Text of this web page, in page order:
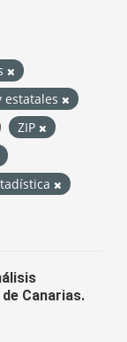
estatales
ZIP
Canarias.